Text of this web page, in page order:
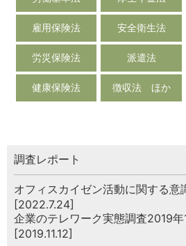
雇用保険法 安全衛生法
労災保険法 派遣法
健康保険法 徴収法 ほか
調査レポート
オフィスカイゼン活動に関する意
[2022.7.24]
企業のテレワーク実態調査2019年
[2019.11.12]